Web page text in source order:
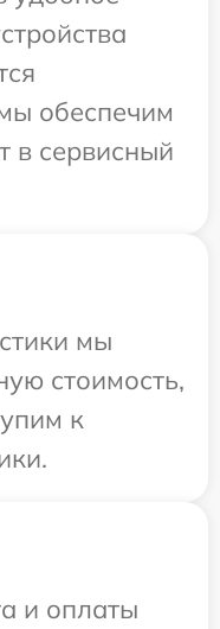
обеспечим
в сервисный
мы
стоимость,
к
и оплаты